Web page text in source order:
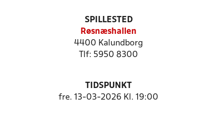
SPILLESTED
Røsnæshallen
4400 Kalundborg
Tlf: 5950 8300
TIDSPUNKT
fre. 13-03-2026 Kl. 19:00